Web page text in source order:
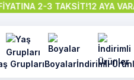
2-3 TAKSİT!12 AYA VARAN
GruplarıBoyalarİndirimli